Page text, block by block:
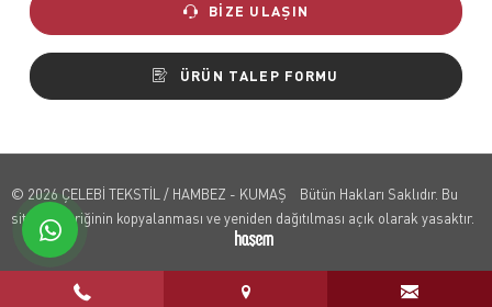
whatsapp
BIZE ULAŞIN
ÜRÜN TALEP FORMU
© 2026 ÇELEBİ TEKSTİL / HAMBEZ - KUMAŞ Bütün Hakları Saklıdır. Bu
sitenin içeriğinin kopyalanması ve yeniden dağıtılması açık olarak yasaktır.